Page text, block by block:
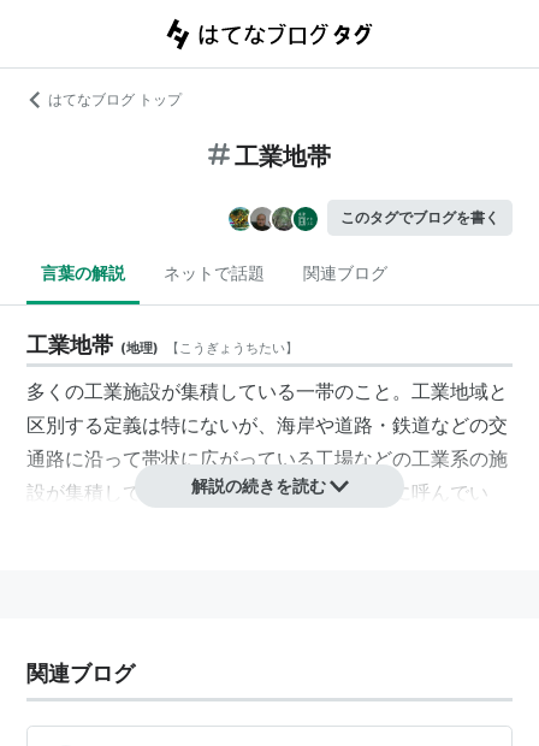
はてなブログ トップ
工業地帯
このタグでブログを書く
言葉の解説 ネットで話題 関連ブログ
工業地帯 (地理) 【こうぎょうちたい】
多くの工業施設が集積している一帯のこと。工業地域と
区別する定義は特にないが、海岸や道路・鉄道などの交
通路に沿って帯状に広がっている工場などの工業系の施
設が集積している一帯を「工業地帯」と主に呼んでい
解説の続きを読む
関連ブログ